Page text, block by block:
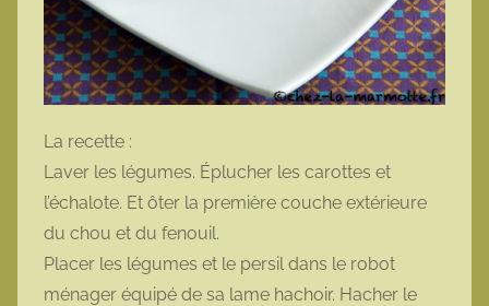
La recette :
Laver les légumes. Éplucher les carottes et
l’échalote. Et ôter la première couche extérieure
du chou et du fenouil.
Placer les légumes et le persil dans le robot
ménager équipé de sa lame hachoir. Hacher le